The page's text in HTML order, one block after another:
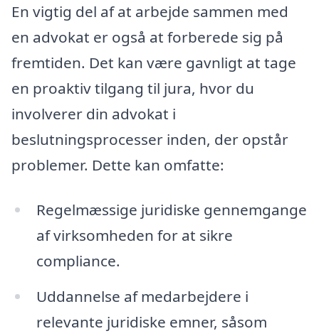
En vigtig del af at arbejde sammen med
en advokat er også at forberede sig på
fremtiden. Det kan være gavnligt at tage
en proaktiv tilgang til jura, hvor du
involverer din advokat i
beslutningsprocesser inden, der opstår
problemer. Dette kan omfatte:
Regelmæssige juridiske gennemgange
af virksomheden for at sikre
compliance.
Uddannelse af medarbejdere i
relevante juridiske emner, såsom